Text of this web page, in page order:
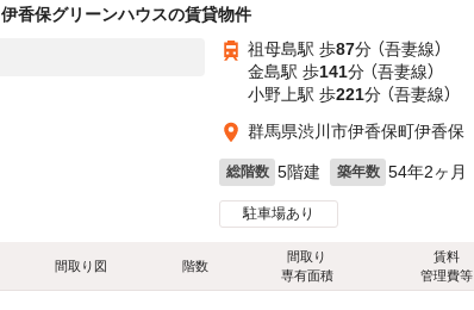
伊香保グリーンハウスの賃貸物件
祖母島駅 歩87分 （吾妻線）
金島駅 歩141分 （吾妻線）
小野上駅 歩221分 （吾妻線）
群馬県渋川市伊香保町伊香保
総階数 5階建 築年数 54年2ヶ月
駐車場あり
間取り図 階数
間取り
専有面積
賃料
管理費等